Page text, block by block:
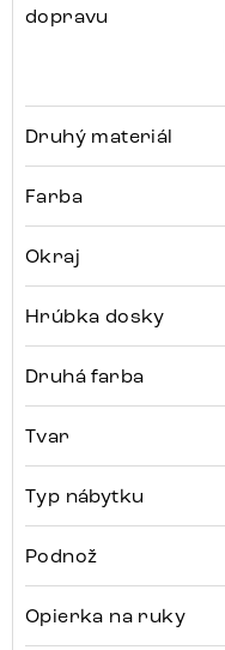
dopravu
Druhý materiál
Farba
Okraj
Hrúbka dosky
Druhá farba
Tvar
Typ nábytku
Podnož
Opierka na ruky